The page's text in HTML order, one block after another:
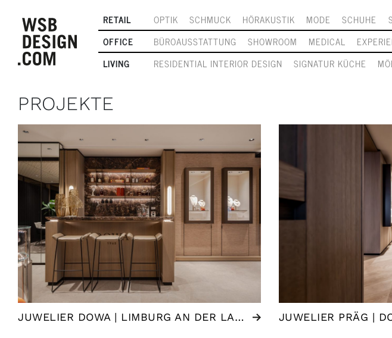
RETAIL OPTIK SCHMUCK HÖRAKUSTIK MODE SCHUHE
OFFICE
BÜROAUSSTATTUNG SHOWROOM MEDICAL
LIVING
RESIDENTIAL INTERIOR DESIGN SIGNATUR KÜCHE
PROJEKTE
JUWELIER DOWA | LIMBURG AN DER LAHN (DE) JUWELIER PRÄG |